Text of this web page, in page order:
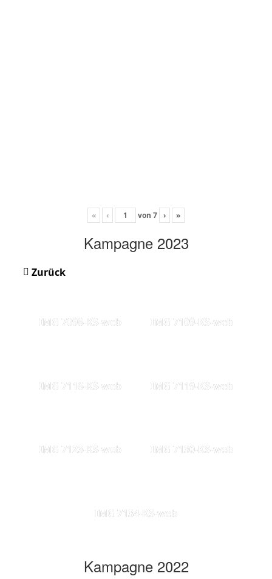
« ‹ von 7 › »
Kampagne 2023
Zurück
IMG 7098-KS-web IMG 7109-KS-web
IMG 7116-KS-web IMG 7119-KS-web
IMG 7123-KS-web IMG 7130-KS-web
IMG 7134-KS-web
Kampagne 2022